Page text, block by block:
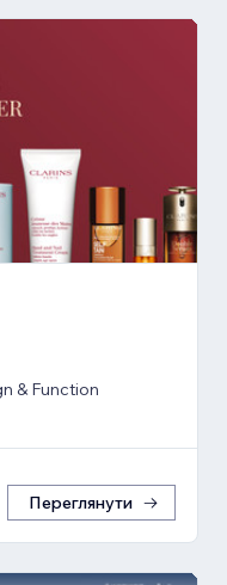
& Function
Переглянути